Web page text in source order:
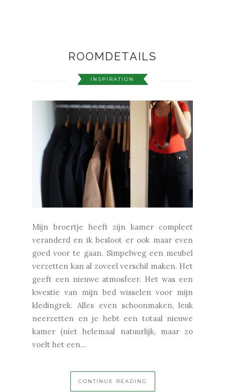
ROOMDETAILS
INSPIRATION
Mijn broertje heeft zijn kamer compleet
veranderd en ik besloot er ook maar even
goed voor te gaan. Simpelweg een meubel
verzetten kan al zoveel verschil maken. Het
geeft een nieuwe atmosfeer. Het was een
kwestie van mijn bed wisselen voor mijn
kledingrek. Alles even schoonmaken, leuk
neerzetten en je hebt een totaal nieuwe
kamer (niet helemaal natuurlijk, maar zo
voelt het een...
CONTINUE READING